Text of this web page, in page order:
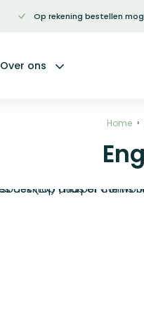
Op rekening bestellen
Over ons
Home